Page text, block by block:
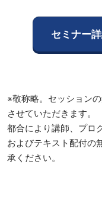
セミナー
※敬称略。セッション
させていただきます。
都合により講師、プロ
およびテキスト配付の
承ください。